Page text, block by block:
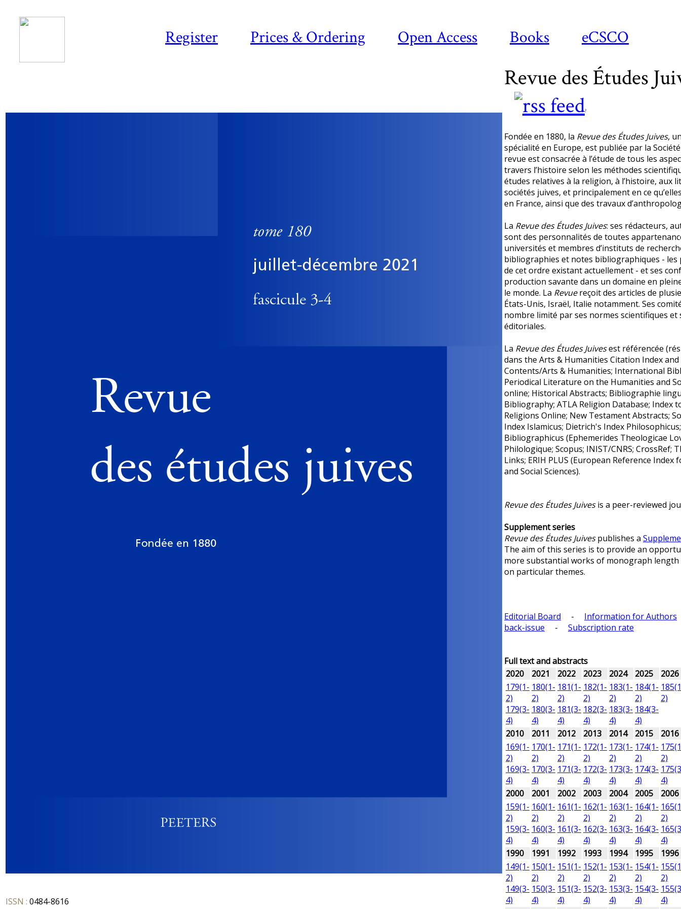
Register Prices & Ordering Open Access Books eCSCO
ISSN : 0484-8616
Revue des Études
?
Fondée en 1880, la Revue des Études Juives,
spécialité en Europe, est publiée par la Société
revue est consacrée à l’étude de tous les
travers l’histoire selon les méthodes
études relatives à la religion, à l’histoire, aux
sociétés juives, et principalement en ce
en France, ainsi que des travaux
La Revue des Études Juives: ses rédacteurs,
sont des personnalités de toutes
universités et membres d’instituts de
bibliographies et notes bibliographiques - les
de cet ordre existant actuellement - et ses
production savante dans un domaine en
le monde. La Revuereçoit des articles de
États-Unis, Israël, Italie notamment. Ses
nombre limité par ses normes scientifiques et
éditoriales.
La Revue des Études Juivesest référencée
dans the Arts & Humanities Citation Index
Contents/Arts & Humanities; International
Periodical Literature on the Humanities and
online; Historical Abstracts; Bibliographie
Bibliography; ATLA Religion Database; Index
Religions Online; New Testament Abstracts;
Index Islamicus; Dietrich's Index
Bibliographicus (Ephemerides Theologicae
Philologique; Scopus; INIST/CNRS; CrossRef;
Links; ERIH PLUS (European Reference
and Social Sciences).
Revue des Études Juivesis a peer-reviewed
Supplement series
Revue des Études Juivespublishes a
The aim of this series is to provide an
more substantial works of monograph length
on particular themes.
Editorial Board - Information for Authors
back-issue - Subscription rate
Full text and abstracts
2020
2021 2022 2023 2024 2025
2026
179(1-
2)
179(3-
4)
180(1-
2)
180(3-
4)
181(1-
2)
181(3-
4)
182(1-
2)
182(3-
4)
183(1-
2)
183(3-
4)
184(1-
2)
184(3-
4)
2)
2010 2011 2012 2013 2014 2015
2016
169(1-
2)
169(3-
4)
170(1-
2)
170(3-
4)
171(1-
2)
171(3-
4)
172(1-
2)
172(3-
4)
173(1-
2)
173(3-
4)
174(1-
2)
174(3-
4)
2)
4)
2000
2001 2002 2003 2004 2005
2006
159(1-
2)
159(3-
4)
160(1-
2)
160(3-
4)
161(1-
2)
161(3-
4)
162(1-
2)
162(3-
4)
163(1-
2)
163(3-
4)
164(1-
2)
164(3-
4)
2)
4)
1990
1991 1992 1993 1994 1995
1996
149(1-
2)
149(3-
4)
150(1-
2)
150(3-
4)
151(1-
2)
151(3-
4)
152(1-
2)
152(3-
4)
153(1-
2)
153(3-
4)
154(1-
2)
154(3-
4)
2)
4)